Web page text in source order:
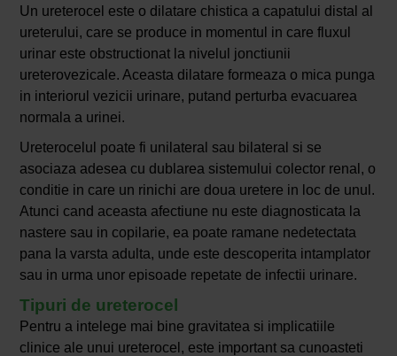
Un ureterocel este o dilatare chistica a capatului distal al
ureterului, care se produce in momentul in care fluxul
urinar este obstructionat la nivelul jonctiunii
ureterovezicale. Aceasta dilatare formeaza o mica punga
in interiorul vezicii urinare, putand perturba evacuarea
normala a urinei.
Ureterocelul poate fi unilateral sau bilateral si se
asociaza adesea cu dublarea sistemului colector renal, o
conditie in care un rinichi are doua uretere in loc de unul.
Atunci cand aceasta afectiune nu este diagnosticata la
nastere sau in copilarie, ea poate ramane nedetectata
pana la varsta adulta, unde este descoperita intamplator
sau in urma unor episoade repetate de infectii urinare.
Tipuri de ureterocel
Pentru a intelege mai bine gravitatea si implicatiile
clinice ale unui ureterocel, este important sa cunoasteti